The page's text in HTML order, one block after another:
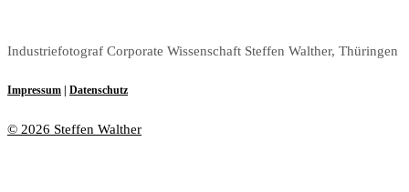
Industriefotograf Corporate Wissenschaft Steffen Walther, Thüringen
Impressum | Datenschutz
© 2026 Steffen Walther